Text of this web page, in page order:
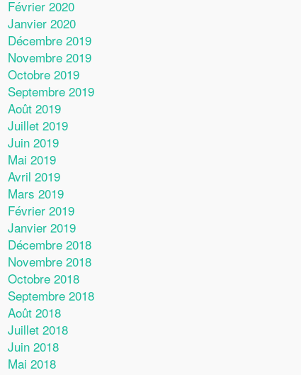
Février 2020
Janvier 2020
Décembre 2019
Novembre 2019
Octobre 2019
Septembre 2019
Août 2019
Juillet 2019
Juin 2019
Mai 2019
Avril 2019
Mars 2019
Février 2019
Janvier 2019
Décembre 2018
Novembre 2018
Octobre 2018
Septembre 2018
Août 2018
Juillet 2018
Juin 2018
Mai 2018